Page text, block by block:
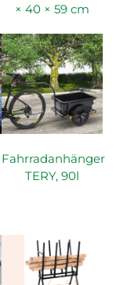
× 40 × 59 cm
Fahrradanhänger
TERY, 90l